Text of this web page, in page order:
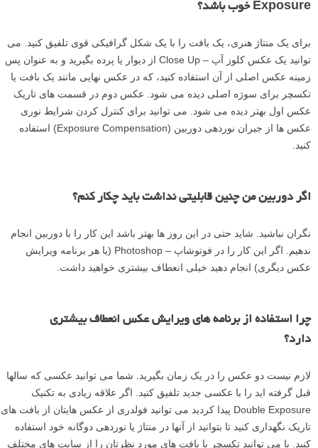
Exposure خوب باشد؟
برای یک منتاژ هنری، یک بافت را با یک شکل گرافیکی قوی تلفیق کنید. می
توانید یک عکس کلوز آپ – Close Up از دیوار یا پرده بگیرید و به عنوان پس
زمینه عکس اصلی از آن استفاده کنید، که در عکس نهایی مانند یک بافت یا
تکسچر برای سوژه اصلی دیده می شود. عکس دوم در قسمت های تاریک
عکس اول بهتر دیده می شود. می توانید برای کنترل کردن شرایط نوری
عکس ها از جبران نوردهی دوربین (Exposure Compensation) استفاده
کنید.
اگر دوربین من چنین قابلیتی نداشت باید چکار کنم؟
نگران نباشید. شاید حتی در این روز ها بهتر باشد این کار را با دوربین انجام
ندهیم. اگر این کار را در فوتوشاپ – Photoshop (یا هر برنامه ویرایش
عکس دیگری) انجام دهید خیلی انعطاف بیشتری خواهید داشت.
چرا استفاده از برنامه های ویرایش عکس انعطاف بیشتری
دارد؟
لازم نیست دو عکس را در یک زمان بگیرید. شما می توانید عکسی که سالها
قبل گرفته اید را با عکسی جدید تلفیق کنید. اگر علاقه زیادی به تکنیک
Double Exposure پیدا کردید می توانید فولدری از عکس هایتان از بافت های
تاریک نگهداری کنید تا بتوانید از آنها در منتاژ یا نوردهی دوگانه خود استفاده
کنید. یا می توانید تکسچر یا بافت های مورد نظرتان را از سایت های مختلف